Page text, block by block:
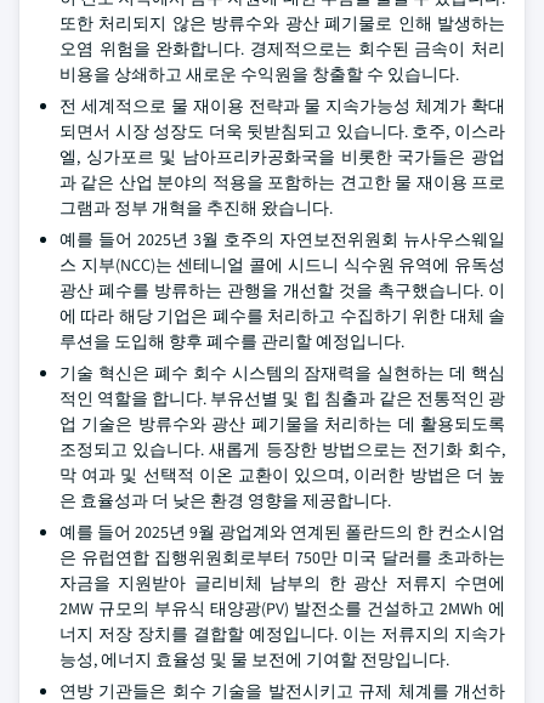
또한 처리되지 않은 방류수와 광산 폐기물로 인해 발생하는
오염 위험을 완화합니다. 경제적으로는 회수된 금속이 처리
비용을 상쇄하고 새로운 수익원을 창출할 수 있습니다.
전 세계적으로 물 재이용 전략과 물 지속가능성 체계가 확대
되면서 시장 성장도 더욱 뒷받침되고 있습니다. 호주, 이스라
엘, 싱가포르 및 남아프리카공화국을 비롯한 국가들은 광업
과 같은 산업 분야의 적용을 포함하는 견고한 물 재이용 프로
그램과 정부 개혁을 추진해 왔습니다.
예를 들어 2025년 3월 호주의 자연보전위원회 뉴사우스웨일
스 지부(NCC)는 센테니얼 콜에 시드니 식수원 유역에 유독성
광산 폐수를 방류하는 관행을 개선할 것을 촉구했습니다. 이
에 따라 해당 기업은 폐수를 처리하고 수집하기 위한 대체 솔
루션을 도입해 향후 폐수를 관리할 예정입니다.
기술 혁신은 폐수 회수 시스템의 잠재력을 실현하는 데 핵심
적인 역할을 합니다. 부유선별 및 힙 침출과 같은 전통적인 광
업 기술은 방류수와 광산 폐기물을 처리하는 데 활용되도록
조정되고 있습니다. 새롭게 등장한 방법으로는 전기화 회수,
막 여과 및 선택적 이온 교환이 있으며, 이러한 방법은 더 높
은 효율성과 더 낮은 환경 영향을 제공합니다.
예를 들어 2025년 9월 광업계와 연계된 폴란드의 한 컨소시엄
은 유럽연합 집행위원회로부터 750만 미국 달러를 초과하는
자금을 지원받아 글리비체 남부의 한 광산 저류지 수면에
2MW 규모의 부유식 태양광(PV) 발전소를 건설하고 2MWh 에
너지 저장 장치를 결합할 예정입니다. 이는 저류지의 지속가
능성, 에너지 효율성 및 물 보전에 기여할 전망입니다.
연방 기관들은 회수 기술을 발전시키고 규제 체계를 개선하